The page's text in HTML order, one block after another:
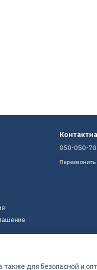
050-050-
также для безопасной и